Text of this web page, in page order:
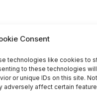
Consent
technologies like cookies to
to these technologies
or unique IDs on this site. Not
adversely affect certain